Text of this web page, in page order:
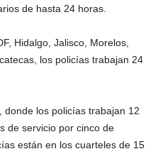
de hasta 24 horas.
Hidalgo, Jalisco, Morelos,
los policías trabajan 24
los policías trabajan 12
de servicio por cinco de
están en los cuarteles de 15